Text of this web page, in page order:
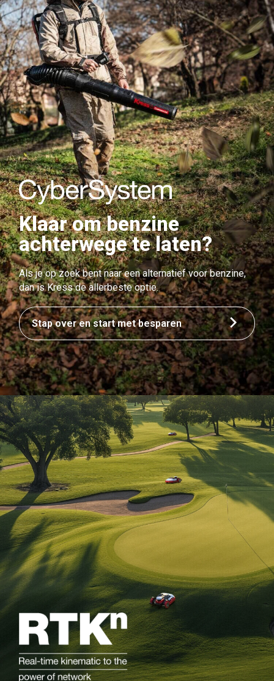
Klaar om benzine
achterwege te laten?
Als je op zoek bent naar een alternatief voor benzine,
dan is Kress de allerbeste optie.
Stap over en start met besparen